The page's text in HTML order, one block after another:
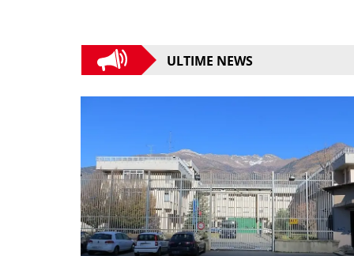
ULTIME NEWS